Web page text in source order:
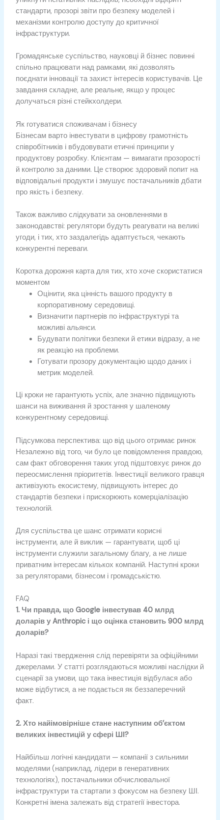
стандарти, прозорі звіти про безпеку моделей і
механізми контролю доступу до критичної
інфраструктури.
Громадянське суспільство, науковці й бізнес повинні
спільно працювати над рамками, які дозволять
поєднати інновації та захист інтересів користувачів. Це
завдання складне, але реальне, якщо у процес
долучаться різні стейкхолдери.
Як готуватися споживачам і бізнесу
Бізнесам варто інвестувати в цифрову грамотність
співробітників і вбудовувати етичні принципи у
продуктову розробку. Клієнтам — вимагати прозорості
й контролю за даними. Це створює здоровий попит на
відповідальні продукти і змушує постачальників дбати
про якість і безпеку.
Також важливо слідкувати за оновленнями в
законодавстві: регулятори будуть реагувати на великі
угоди, і тих, хто заздалегідь адаптується, чекають
конкурентні переваги.
Коротка дорожня карта для тих, хто хоче скористатися
моментом
Оцінити, яка цінність вашого продукту в
корпоративному середовищі.
Визначити партнерів по інфраструктурі та
можливі альянси.
Будувати політики безпеки й етики відразу, а не
як реакцію на проблеми.
Готувати прозору документацію щодо даних і
метрик моделей.
Ці кроки не гарантують успіх, але значно підвищують
шанси на виживання й зростання у шаленому
конкурентному середовищі.
Підсумкова перспектива: що від цього отримає ринок
Незалежно від того, чи було це повідомлення правдою,
сам факт обговорення таких угод підштовхує ринок до
переосмислення пріоритетів. Інвестиції великого гравця
активізують екосистему, підвищують інтерес до
стандартів безпеки і прискорюють комерціалізацію
технологій.
Для суспільства це шанс отримати корисні
інструменти, але й виклик — гарантувати, щоб ці
інструменти служили загальному благу, а не лише
приватним інтересам кількох компаній. Наступні кроки
за регуляторами, бізнесом і громадськістю.
FAQ
1. Чи правда, що Google інвестував 40 млрд
доларів у Anthropic і що оцінка становить 900 млрд
доларів?
Наразі такі твердження слід перевіряти за офіційними
джерелами. У статті розглядаються можливі наслідки й
сценарії за умови, що така інвестиція відбулася або
може відбутися, а не подається як беззаперечний
факт.
2. Хто найімовірніше стане наступним об’єктом
великих інвестицій у сфері ШІ?
Найбільш логічні кандидати — компанії з сильними
моделями (наприклад, лідери в генеративних
технологіях), постачальники обчислювальної
інфраструктури та стартапи з фокусом на безпеку ШІ.
Конкретні імена залежать від стратегії інвестора.